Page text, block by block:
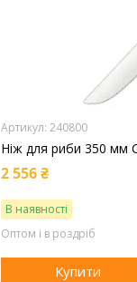
240800
Ніж для риби 350 мм
2 556 ₴
В наявності
Оптом і в роздріб
Купити